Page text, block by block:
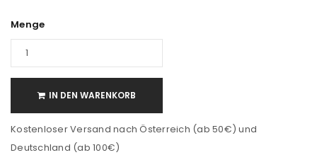
Menge
IN DEN WARENKORB
Kostenloser Versand nach Österreich (ab 50€) und
Deutschland (ab 100€)